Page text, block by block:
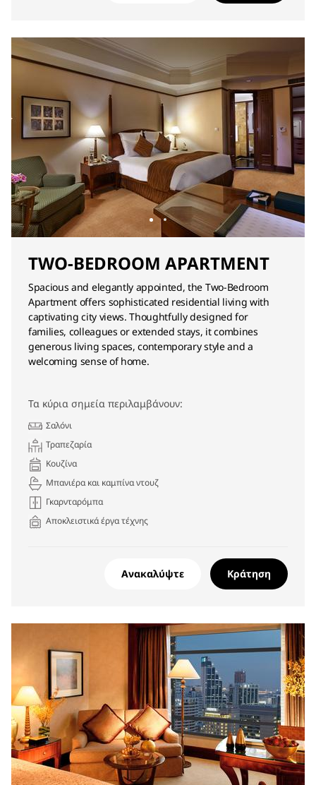
TWO-BEDROOM APARTMENT
Spacious and elegantly appointed, the Two-Bedroom
Apartment offers sophisticated residential living with
captivating city views. Thoughtfully designed for
families, colleagues or extended stays, it combines
generous living spaces, contemporary style and a
welcoming sense of home.
Τα κύρια σημεία περιλαμβάνουν:
Σαλόνι
Τραπεζαρία
Κουζίνα
Μπανιέρα και καμπίνα ντουζ
Γκαρνταρόμπα
Αποκλειστικά έργα τέχνης
Ανακαλύψτε Κράτηση